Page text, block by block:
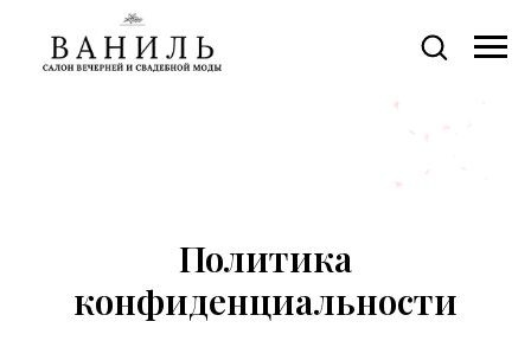
Политика
конфиденциальности